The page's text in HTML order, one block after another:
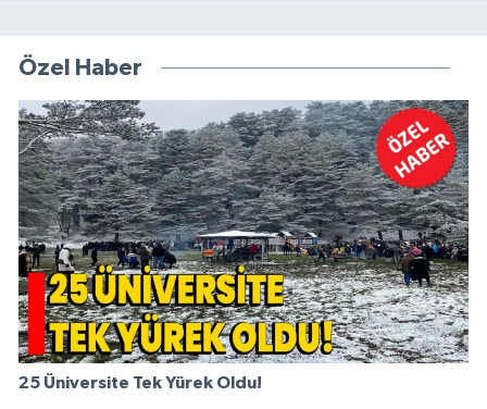
Özel Haber
25 Üniversite Tek Yürek Oldu!